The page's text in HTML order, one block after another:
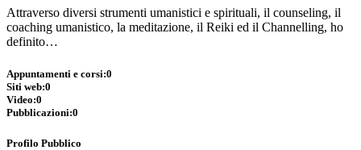
Attraverso diversi strumenti umanistici e spirituali, il counseling, il
coaching umanistico, la meditazione, il Reiki ed il Channelling, ho
definito…
Appuntamenti e corsi:0
Siti web:0
Video:0
Pubblicazioni:0
Profilo Pubblico